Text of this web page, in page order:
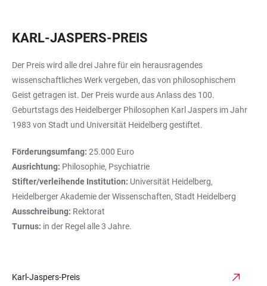
KARL-JASPERS-PREIS
Der Preis wird alle drei Jahre für ein herausragendes
wissenschaftliches Werk vergeben, das von philosophischem
Geist getragen ist. Der Preis wurde aus Anlass des 100.
Geburtstags des Heidelberger Philosophen Karl Jaspers im Jahr
1983 von Stadt und Universität Heidelberg gestiftet.
Förderungsumfang: 25.000 Euro
Ausrichtung: Philosophie, Psychiatrie
Stifter/verleihende Institution: Universität Heidelberg,
Heidelberger Akademie der Wissenschaften, Stadt Heidelberg
Ausschreibung: Rektorat
Turnus: in der Regel alle 3 Jahre.
Karl-Jaspers-Preis